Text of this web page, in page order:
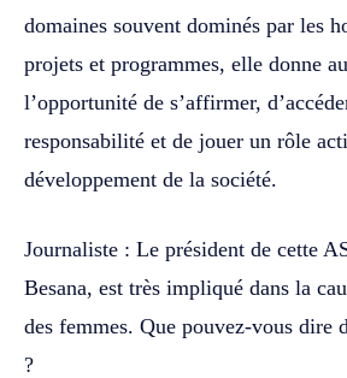
domaines souvent dominés par les
projets et programmes, elle donne
l’opportunité de s’affirmer,
responsabilité et de jouer un rôle
développement de la société.
Journaliste : Le président de cette
Besana, est très impliqué dans la
des femmes. Que pouvez-vous dire
?